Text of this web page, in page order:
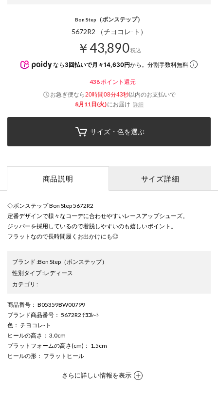
Bon Step （ボンステップ）
5672R2 （チヨコレ-ト）
￥43,890税込
なら 3回払いで月々14,630円から。分割手数料無料
438 ポイント還元
お急ぎ便なら20時間08分43秒以内のお支払いで
8月11日(火)にお届け 詳細
サイズ・色を選ぶ
商品説明 サイズ詳細
◇ボンステップ Bon Step 5672R2
定番デザインで様々なコーデに合わせやすいレースアップシューズ。
ジッパーを採用しているので着脱しやすいのも嬉しいポイント。
フラットなので長時間履くお出かけにも◎
ブランド :Bon Step （ボンステップ）
性別タイプ:レディース
カテゴリ :
商品番号 ： B05359BW00799
ブランド商品番号 ： 5672R2 ﾁﾖｺﾚ-ﾄ
色 ： チヨコレ-ト
ヒールの高さ ： 3.0cm
プラットフォームの高さ(cm) ： 1.5cm
ヒールの形 ： フラットヒール
さらに詳しい情報を表示